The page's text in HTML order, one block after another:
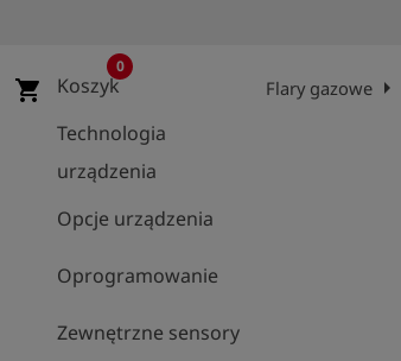
shopping_cart Koszyk
0
Technologia
urządzenia
Opcje urządzenia
Oprogramowanie
Zewnętrzne sensory
Flary gazowe arrow_right